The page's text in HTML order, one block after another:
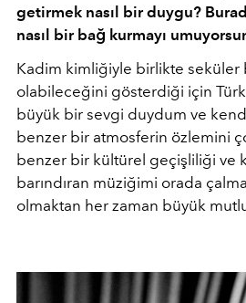
getirmek nasıl bir duygu?
nasıl bir bağ kurmayı
Kadim kimliğiyle birlikte seküler
olabileceğini gösterdiği için
büyük bir sevgi duydum ve
benzer bir atmosferin özlemini
benzer bir kültürel geçişliliği ve
barındıran müziğimi orada
olmaktan her zaman büyük